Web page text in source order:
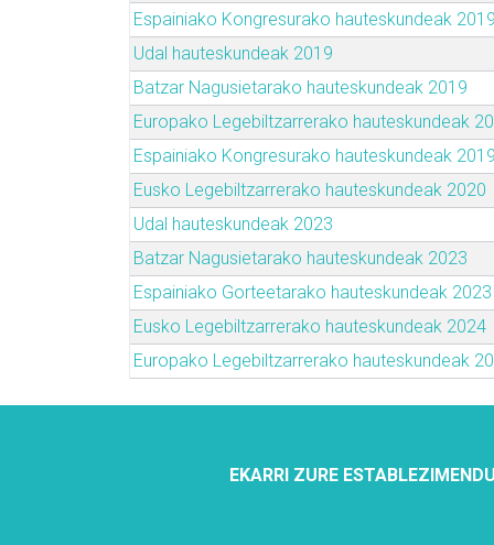
Espainiako Kongresurako hauteskundeak 2019
Udal hauteskundeak 2019
Batzar Nagusietarako hauteskundeak 2019
Europako Legebiltzarrerako hauteskundeak
Espainiako Kongresurako hauteskundeak 2019
Eusko Legebiltzarrerako hauteskundeak 2020
Udal hauteskundeak 2023
Batzar Nagusietarako hauteskundeak 2023
Espainiako Gorteetarako hauteskundeak 2023
Eusko Legebiltzarrerako hauteskundeak 2024
Europako Legebiltzarrerako hauteskundeak
EKARRI ZURE